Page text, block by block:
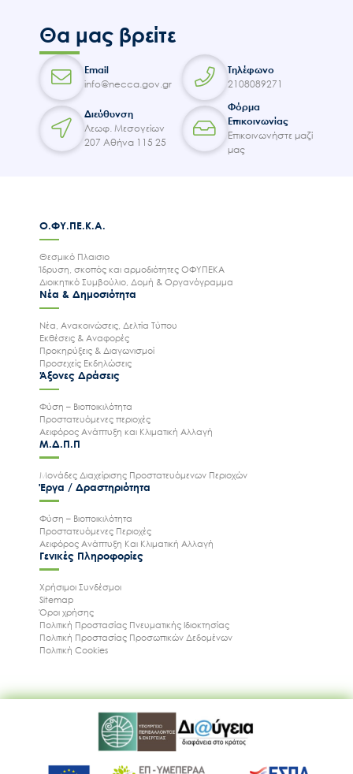
Άξονες δράσης
Μ.Δ.Π.Π.
Έργα
Εισιτήρια
Επικοινωνία
Θα μας βρείτε
Email
info@necca.gov.gr
Τηλέφωνο
2108089271
Διεύθυνση
Λεωφ. Μεσογείων
207 Αθήνα 115 25
Φόρμα
Επικοινωνίας
Επικοινωνήστε μαζί
μας
Ο.ΦΥ.ΠΕ.Κ.Α.
Θεσμικό Πλαισιο
Ίδρυση, σκοπός και αρμοδιότητες ΟΦΥΠΕΚΑ
Διοικητικό Συμβούλιο, Δομή & Οργανόγραμμα
Νέα & Δημοσιότητα
Νέα, Ανακοινώσεις, Δελτία Τύπου
Εκθέσεις & Αναφορές
Προκηρύξεις & Διαγωνισμοί
Προσεχείς Εκδηλώσεις
Άξονες Δράσεις
Φύση – Βιοποικιλότητα
Προστατευόμενες περιοχές
Αειφόρος Ανάπτυξη και Κλιματική Αλλαγή
Μ.Δ.Π.Π
Μονάδες Διαχείρισης Προστατευόμενων Περιοχών
Έργα / Δραστηριότητα
Φύση – Βιοποικιλότητα
Προστατευόμενες Περιοχές
Αειφόρος Ανάπτυξη Και Κλιματική Αλλαγή
Γενικές Πληροφορίες
Χρήσιμοι Συνδέσμοι
Sitemap
Όροι χρήσης
Πολιτική Προστασίας Πνευματικής Ιδιοκτησίας
Πολιτική Προστασίας Προσωπικών Δεδομένων
Πολιτική Cookies